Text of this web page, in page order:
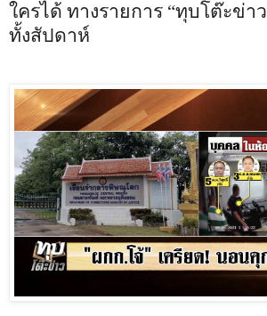
ใครได้ ทางรายการ “ทุบโต๊ะข่าว
ทั้งสัปดาห์